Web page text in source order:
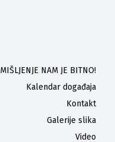
NAM JE BITNO!
Kalendar događaja
Kontakt
Galerije slika
Video